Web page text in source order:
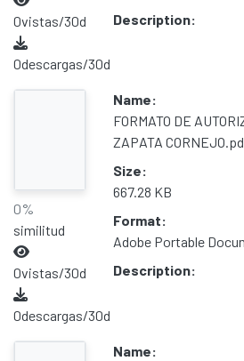
0vistas/30d
0descargas/30d
Description:
0%
similitud
0vistas/30d
0descargas/30d
Name:
FORMATO DE
ZAPATA
Size:
667.28 KB
Format:
Adobe Portable
Description:
Name: